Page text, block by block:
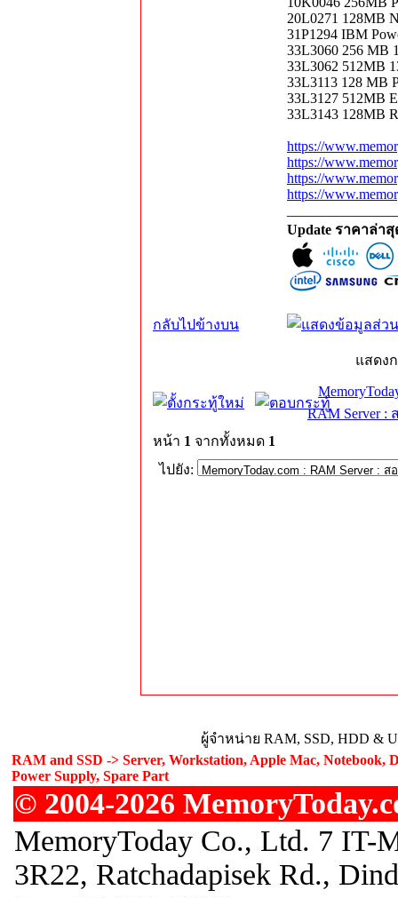
20L0271 128MB
31P1294 IBM
33L3060 256 MB
33L3062 512MB
33L3113 128 MB
33L3127 512MB
33L3143 128MB
https://
https://
https://
https://
Update ราคาล่า
กลับไปข้างบน
แสดง
RAM Server :
หน้า 1 จากทั้งหมด 1
ไปยัง:
ผู้จำหน่าย RAM, SSD, HDD &
RAM and SSD -> Server, Workstation, Apple Mac, Notebook,
Power Supply, Spare Part
© 2004-2026
MemoryToday Co., Ltd. 7 IT-
3R22, Ratchadapisek Rd.,